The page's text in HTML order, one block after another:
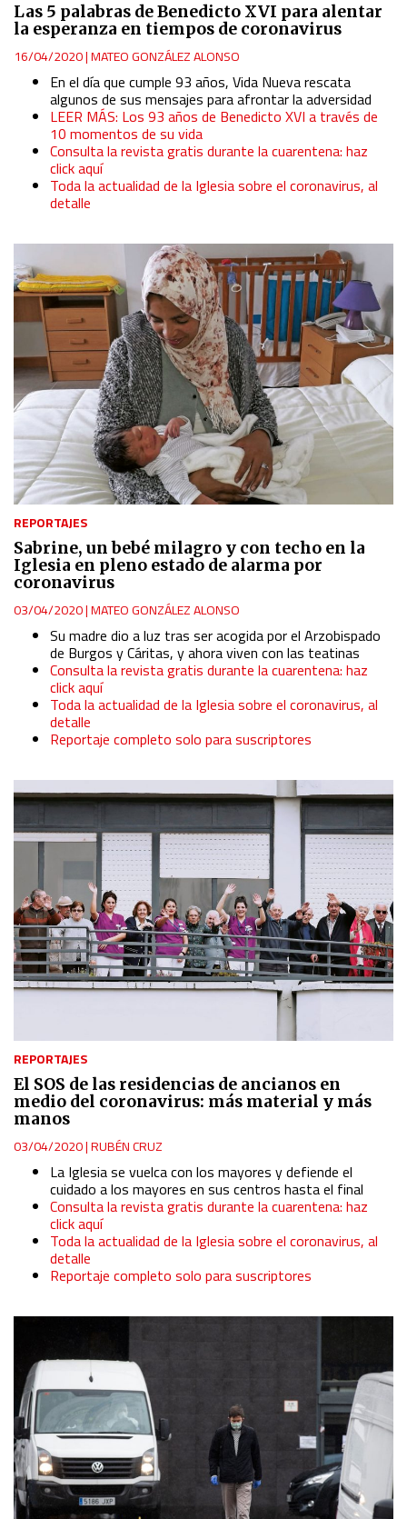
Las 5 palabras de Benedicto XVI para alentar
la esperanza en tiempos de coronavirus
16/04/2020|MATEO GONZÁLEZ ALONSO
En el día que cumple 93 años, Vida Nueva rescata
algunos de sus mensajes para afrontar la adversidad
LEER MÁS: Los 93 años de Benedicto XVI a través de
10 momentos de su vida
Consulta la revista gratis durante la cuarentena: haz
click aquí
Toda la actualidad de la Iglesia sobre el coronavirus, al
detalle
REPORTAJES
Sabrine, un bebé milagro y con techo en la
Iglesia en pleno estado de alarma por
coronavirus
03/04/2020|MATEO GONZÁLEZ ALONSO
Su madre dio a luz tras ser acogida por el Arzobispado
de Burgos y Cáritas, y ahora viven con las teatinas
Consulta la revista gratis durante la cuarentena: haz
click aquí
Toda la actualidad de la Iglesia sobre el coronavirus, al
detalle
Reportaje completo solo para suscriptores
REPORTAJES
El SOS de las residencias de ancianos en
medio del coronavirus: más material y más
manos
03/04/2020|RUBÉN CRUZ
La Iglesia se vuelca con los mayores y defiende el
cuidado a los mayores en sus centros hasta el final
Consulta la revista gratis durante la cuarentena: haz
click aquí
Toda la actualidad de la Iglesia sobre el coronavirus, al
detalle
Reportaje completo solo para suscriptores